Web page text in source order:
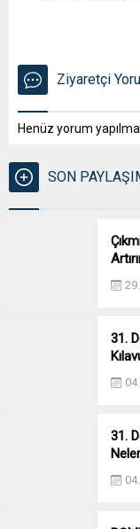
Ziyaretçi
Henüz yorum
SON
31.
31.